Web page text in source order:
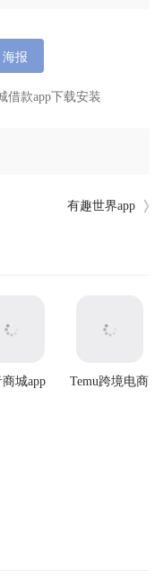
海报
借款app下载安装
有趣世界app
城app
Temu跨境电商